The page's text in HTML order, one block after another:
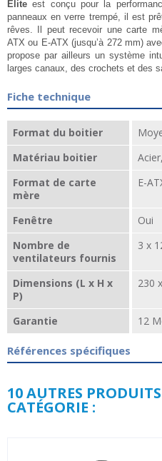
Eliteest conçu pour la
panneaux en verre trempé, il est
rêves. Il peut recevoir une carte
ATX ou E-ATX (jusqu’à 272 mm)
propose par ailleurs un système
larges canaux, des crochets et des
Fiche technique
Format du boitier
Matériau boitier
Format de carte
mère
E-
Fenêtre
Oui
Nombre de
ventilateurs fournis
3 x
Dimensions (L x H x
P)
230
Garantie 12
Références spécifiques
10 AUTRES
CATÉGORIE :